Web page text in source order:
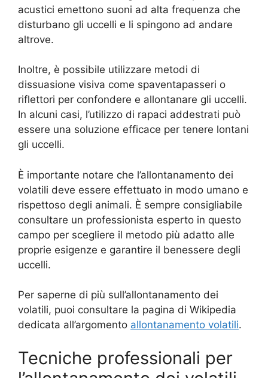
acustici emettono suoni ad alta frequenza che
disturbano gli uccelli e li spingono ad andare
altrove.
Inoltre, è possibile utilizzare metodi di
dissuasione visiva come spaventapasseri o
riflettori per confondere e allontanare gli uccelli.
In alcuni casi, l’utilizzo di rapaci addestrati può
essere una soluzione efficace per tenere lontani
gli uccelli.
È importante notare che l’allontanamento dei
volatili deve essere effettuato in modo umano e
rispettoso degli animali. È sempre consigliabile
consultare un professionista esperto in questo
campo per scegliere il metodo più adatto alle
proprie esigenze e garantire il benessere degli
uccelli.
Per saperne di più sull’allontanamento dei
volatili, puoi consultare la pagina di Wikipedia
dedicata all’argomento allontanamento volatili.
Tecniche professionali per